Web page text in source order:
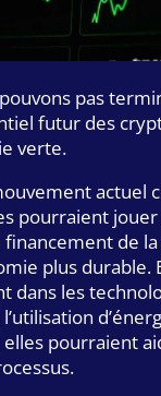
pas
futur des
verte.
actuel
pourraient
financement de
plus durable.
dans les
pourraient